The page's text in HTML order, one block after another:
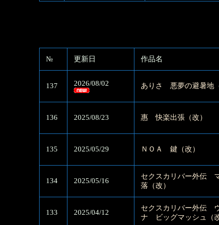
№ 更新日 作品名
137 2026/08/02 ありさ 悪夢の避暑地
136 2025/08/23 惠 快楽出張（改）
135 2025/05/29 ＮＯＡ 鍵（改）
134 2025/05/16
セクスカリバー外伝
落（改）
133 2025/04/12
セクスカリバー外伝
ナ ビッグマッシュ（